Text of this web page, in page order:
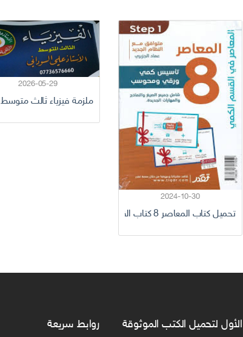
2024-10-30
تحميل كتاب المعاصر 8 كتاب القدرات 2024 كامل
2026-05-29
ملزمة فيزياء ثالث متوسط 2025
الأول لتحميل الكتب الموثوقة
روابط سريعة